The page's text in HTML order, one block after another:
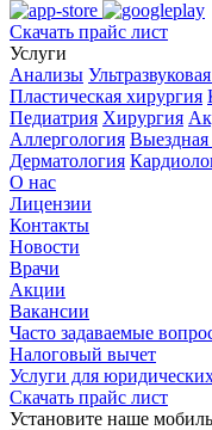
Скачать прайс лист
Услуги
Анализы
Пластическая хирургия
Педиатрия Хирургия
Аллергология
Дерматология
О нас
Лицензии
Контакты
Новости
Врачи
Акции
Вакансии
Часто задаваемые
Налоговый вычет
Услуги для
Скачать прайс лист
Установите наше